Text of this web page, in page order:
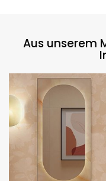
Aus unserem